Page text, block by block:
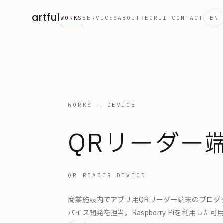
artfulWORKS SERVICESABOUT RECRUIT CONTACT EN
WORKS — DEVICE
QRリーダー
QR READER DEVICE
商業施設内でアプリ用QRリーダー端末のプロ
バイス開発を担当。Raspberry Piを利用した可